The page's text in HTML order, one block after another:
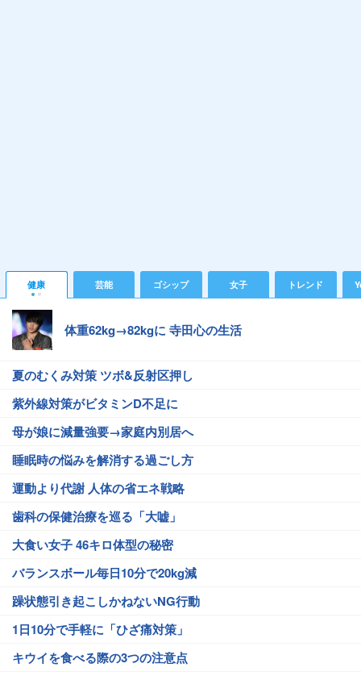
健康 芸能 ゴシップ 女子 トレンド
体重62kg→82kgに 寺田心の生活
夏のむくみ対策 ツボ&反射区押し
紫外線対策がビタミンD不足に
母が娘に減量強要→家庭内別居へ
睡眠時の悩みを解消する過ごし方
運動より代謝 人体の省エネ戦略
歯科の保健治療を巡る「大嘘」
大食い女子 46キロ体型の秘密
バランスボール毎日10分で20kg減
躁状態引き起こしかねないNG行動
1日10分で手軽に「ひざ痛対策」
キウイを食べる際の3つの注意点